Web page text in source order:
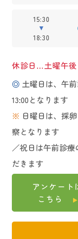
15:30
18:30
休診日…土曜午
◎ 土曜日は、午
13:00となります
※ 日曜日は、採
察となります
／祝日は午前診
だきます
アンケート
こちら